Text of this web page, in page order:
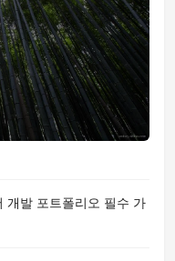
개발 포트폴리오 필수 가